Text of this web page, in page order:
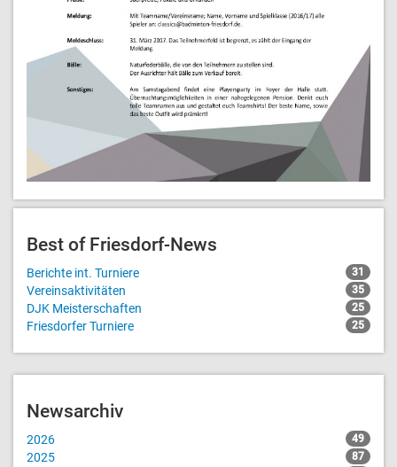
Best of Friesdorf-News
Berichte int. Turniere 31
Vereinsaktivitäten 35
DJK Meisterschaften 25
Friesdorfer Turniere 25
Newsarchiv
2026 49
2025 87